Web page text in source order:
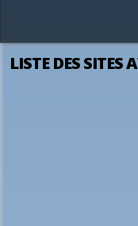
LISTE DES SITES